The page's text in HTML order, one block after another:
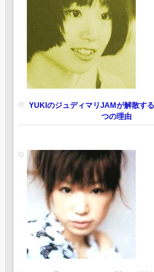
YUKIのジュディマリJAMが解散す
つの理由